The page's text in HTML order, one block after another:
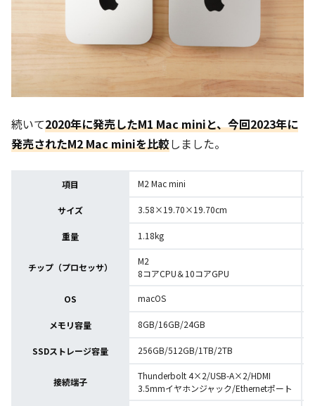
続いて2020年に発売したM1 Mac miniと、今回2023年に
発売されたM2 Mac miniを比較しました。
項目 M2 Mac mini
サイズ 3.58×19.70×19.70cm
重量 1.18kg
チップ（プロセッサ）
M2
8コアCPU＆10コアGPU
OS macOS
メモリ容量 8GB/16GB/24GB
SSDストレージ容量 256GB/512GB/1TB/2TB
接続端子
Thunderbolt 4×2/USB-A×2/HDMI
3.5mmイヤホンジャック/Ethernetポート